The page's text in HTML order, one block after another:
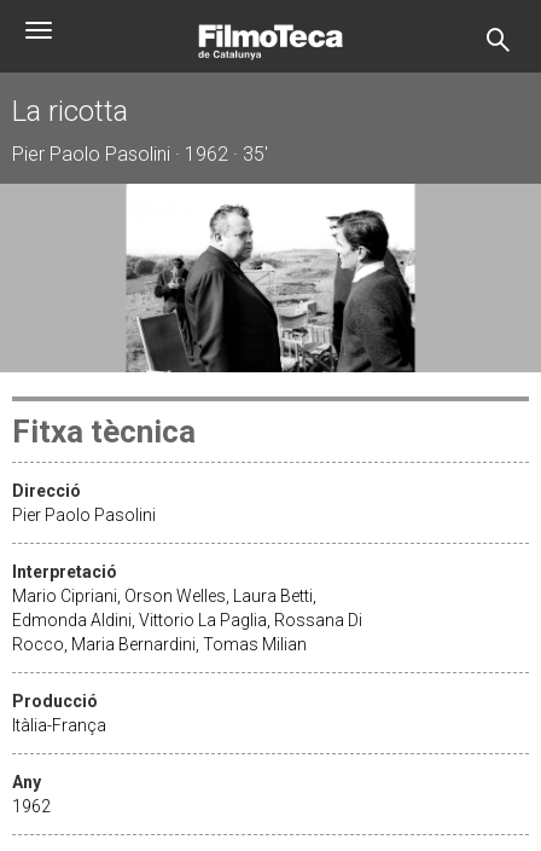
Toggle
La ricotta
Pier Paolo Pasolini · 1962 · 35'
Fitxa tècnica
Direcció
Pier Paolo Pasolini
Interpretació
Mario Cipriani, Orson Welles, Laura Betti,
Edmonda Aldini, Vittorio La Paglia, Rossana Di
Rocco, Maria Bernardini, Tomas Milian
Producció
Itàlia-França
Any
1962